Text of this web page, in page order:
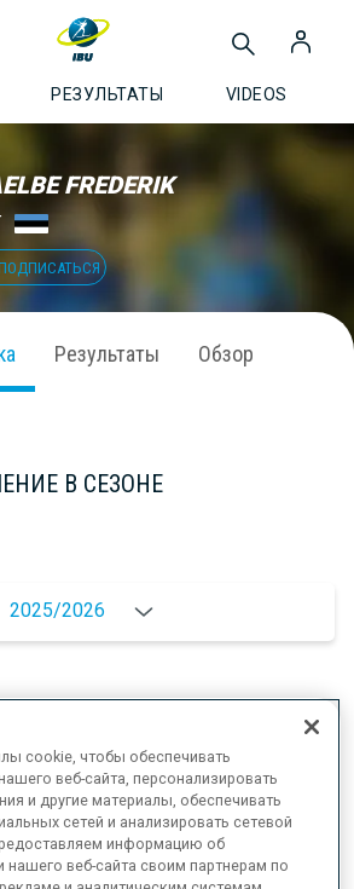
РЕЗУЛЬТАТЫ VIDEOS
FREDERIK
Результаты Обзор
В СЕЗОНЕ
2025/2026
ОТ ЛИДЕРА +14.6 s/km
cookie, чтобы обеспечивать
веб-сайта, персонализировать
и другие материалы, обеспечивать
сетей и анализировать сетевой
информацию об
нашего веб-сайта своим партнерам по